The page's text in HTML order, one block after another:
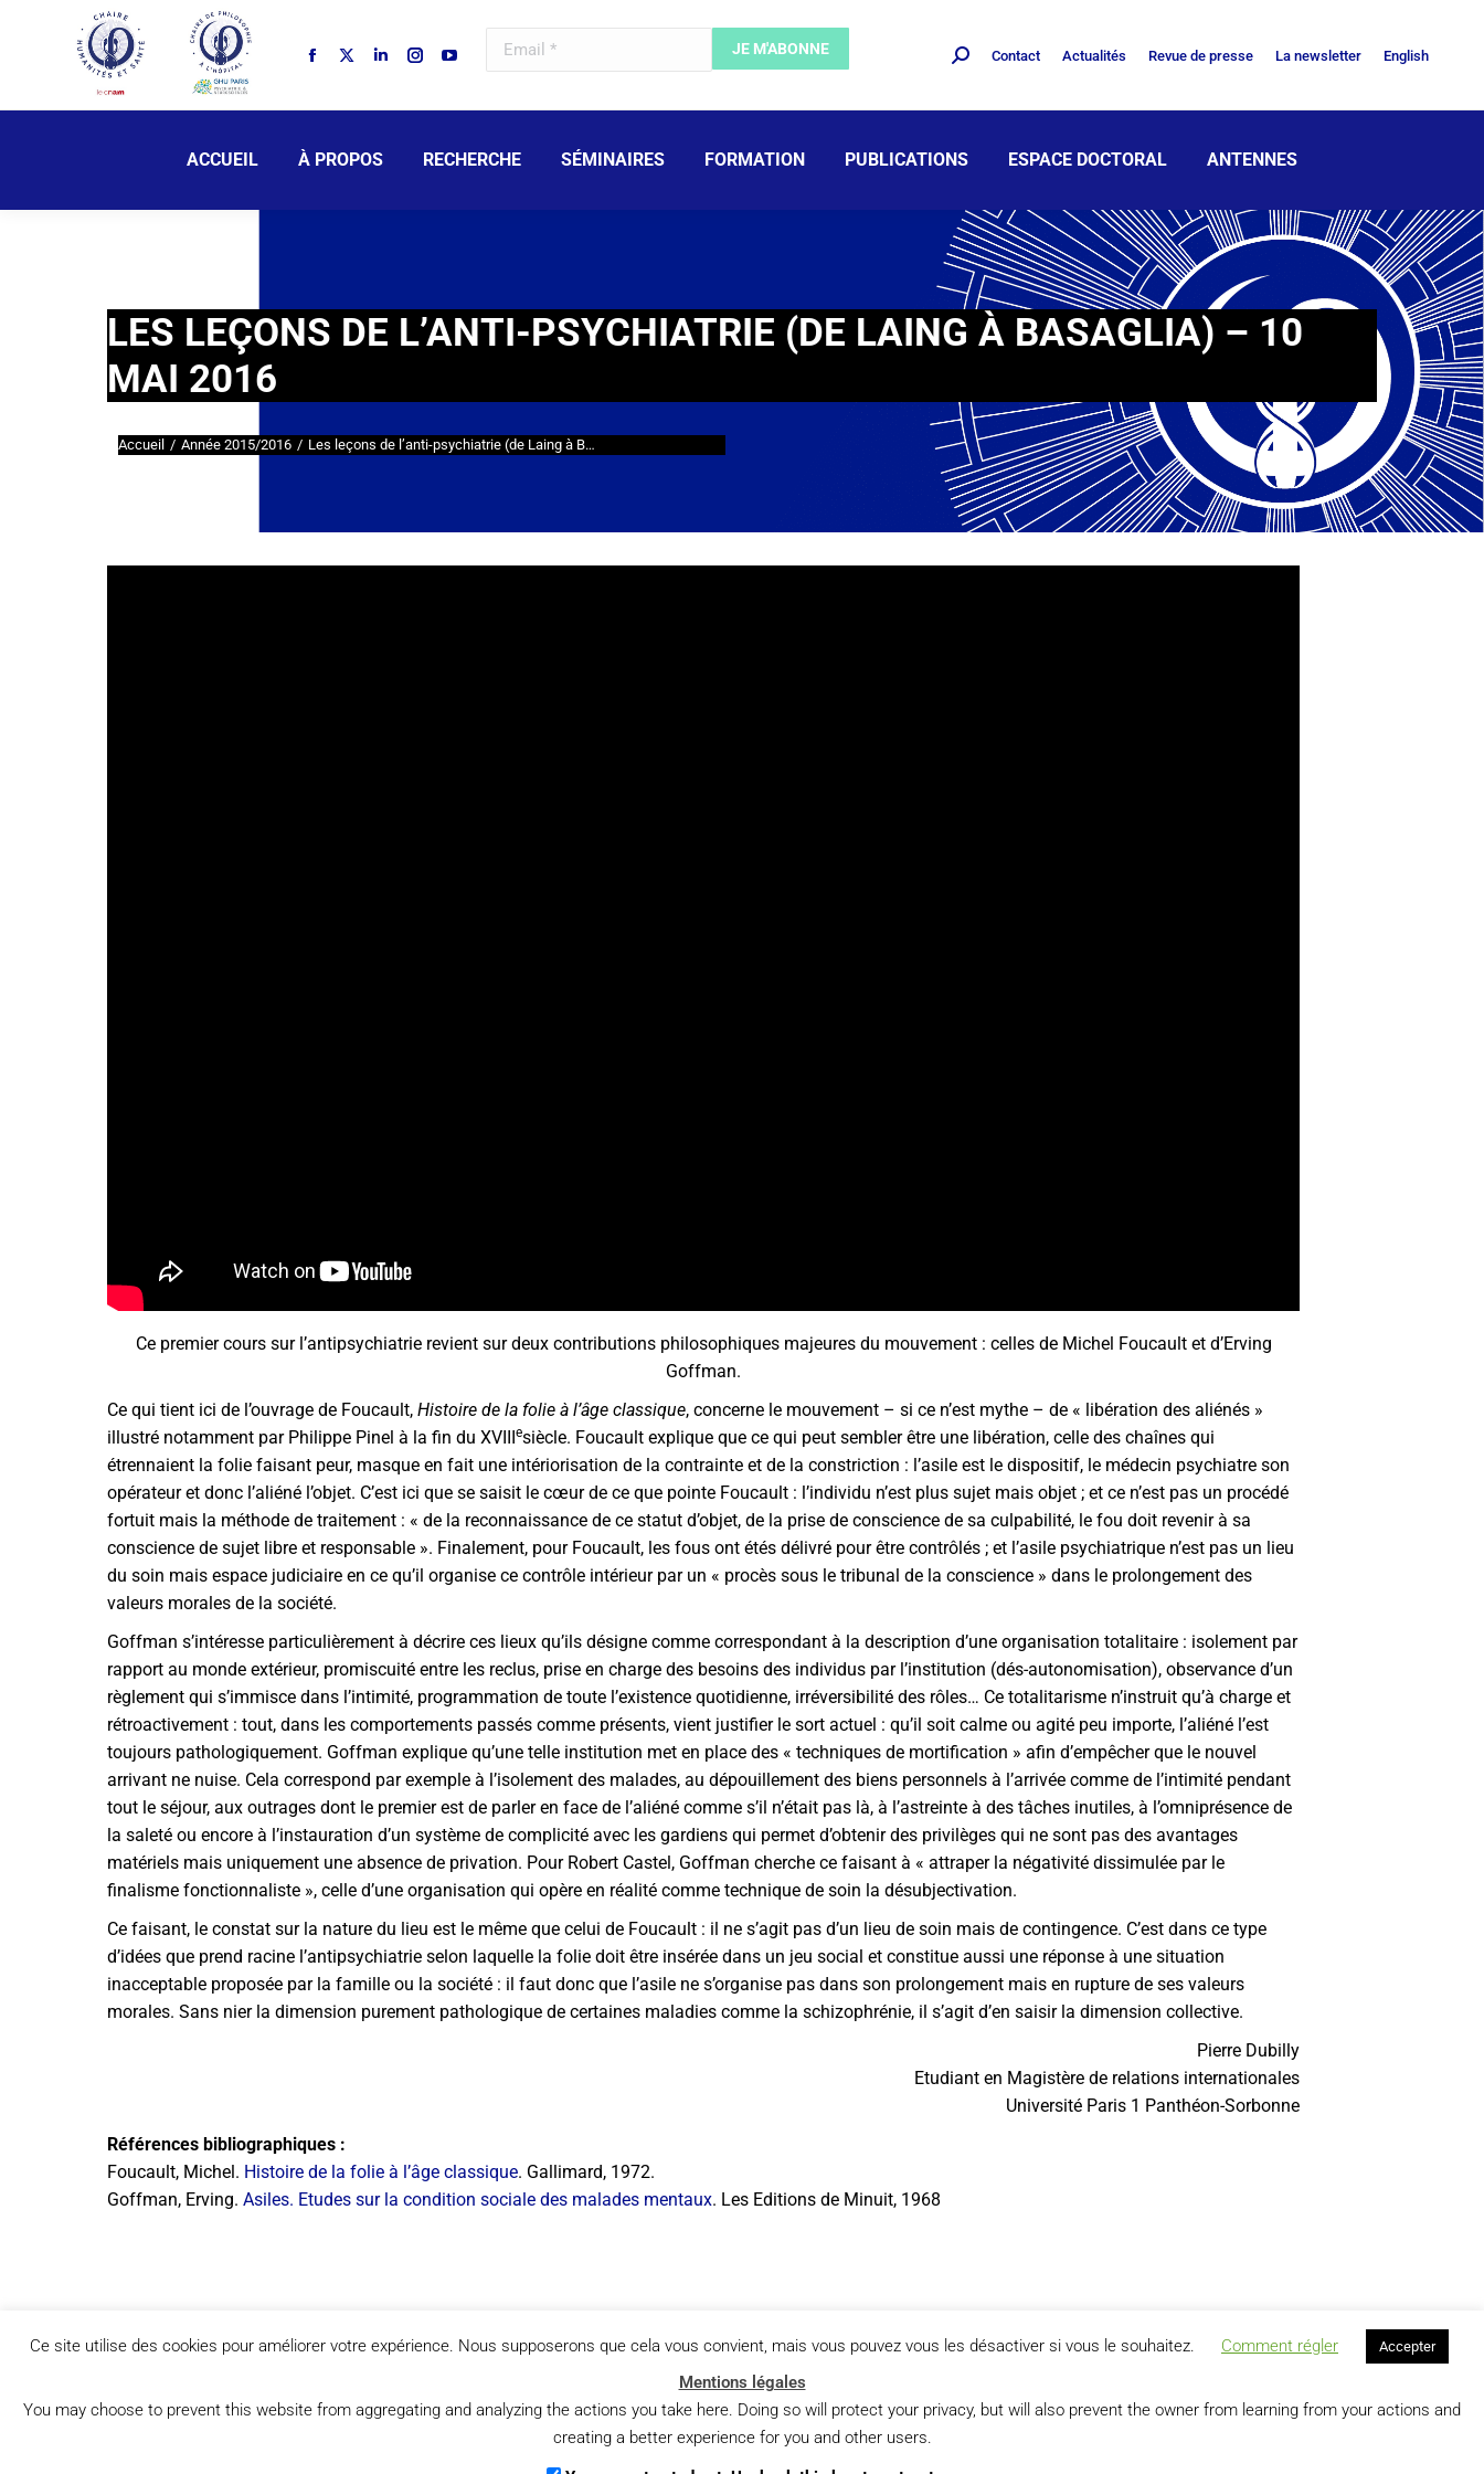
Contact Actualités Revue de presse La newsletter English
ACCUEIL À PROPOS RECHERCHE SÉMINAIRES FORMATION PUBLICATIONS ESPACE DOCTORAL ANTENNES
LES LEÇONS DE L’ANTI-PSYCHIATRIE (DE LAING À BASAGLIA) – 10
MAI 2016
Vous êtes ici :
Accueil Année 2015/2016 Les leçons de l’anti-psychiatrie (de Laing à B…
Ce premier cours sur l’antipsychiatrie revient sur deux contributions philosophiques majeures du mouvement : celles de Michel Foucault et d’Erving
Goffman.
Ce qui tient ici de l’ouvrage de Foucault,Histoire de la folie à l’âge classique, concerne le mouvement – si ce n’est mythe – de « libération des aliénés »
illustré notamment par Philippe Pinel à la fin du XVIIIesiècle. Foucault explique que ce qui peut sembler être une libération, celle des chaînes qui
étrennaient la folie faisant peur, masque en fait une intériorisation de la contrainte et de la constriction : l’asile est le dispositif, le médecin psychiatre son
opérateur et donc l’aliéné l’objet. C’est ici que se saisit le cœur de ce que pointe Foucault : l’individu n’est plus sujet mais objet ; et ce n’est pas un procédé
fortuit mais la méthode de traitement : « de la reconnaissance de ce statut d’objet, de la prise de conscience de sa culpabilité, le fou doit revenir à sa
conscience de sujet libre et responsable ». Finalement, pour Foucault, les fous ont étés délivré pour être contrôlés ; et l’asile psychiatrique n’est pas un lieu
du soin mais espace judiciaire en ce qu’il organise ce contrôle intérieur par un « procès sous le tribunal de la conscience » dans le prolongement des
valeurs morales de la société.
Goffman s’intéresse particulièrement à décrire ces lieux qu’ils désigne comme correspondant à la description d’une organisation totalitaire : isolement par
rapport au monde extérieur, promiscuité entre les reclus, prise en charge des besoins des individus par l’institution (dés-autonomisation), observance d’un
règlement qui s’immisce dans l’intimité, programmation de toute l’existence quotidienne, irréversibilité des rôles… Ce totalitarisme n’instruit qu’à charge et
rétroactivement : tout, dans les comportements passés comme présents, vient justifier le sort actuel : qu’il soit calme ou agité peu importe, l’aliéné l’est
toujours pathologiquement. Goffman explique qu’une telle institution met en place des « techniques de mortification » afin d’empêcher que le nouvel
arrivant ne nuise. Cela correspond par exemple à l’isolement des malades, au dépouillement des biens personnels à l’arrivée comme de l’intimité pendant
tout le séjour, aux outrages dont le premier est de parler en face de l’aliéné comme s’il n’était pas là, à l’astreinte à des tâches inutiles, à l’omniprésence de
la saleté ou encore à l’instauration d’un système de complicité avec les gardiens qui permet d’obtenir des privilèges qui ne sont pas des avantages
matériels mais uniquement une absence de privation. Pour Robert Castel, Goffman cherche ce faisant à « attraper la négativité dissimulée par le
finalisme fonctionnaliste », celle d’une organisation qui opère en réalité comme technique de soin la désubjectivation.
Ce faisant, le constat sur la nature du lieu est le même que celui de Foucault : il ne s’agit pas d’un lieu de soin mais de contingence. C’est dans ce type
d’idées que prend racine l’antipsychiatrie selon laquelle la folie doit être insérée dans un jeu social et constitue aussi une réponse à une situation
inacceptable proposée par la famille ou la société : il faut donc que l’asile ne s’organise pas dans son prolongement mais en rupture de ses valeurs
morales. Sans nier la dimension purement pathologique de certaines maladies comme la schizophrénie, il s’agit d’en saisir la dimension collective.
Pierre Dubilly
Etudiant en Magistère de relations internationales
Université Paris 1 Panthéon-Sorbonne
Références bibliographiques :
Foucault, Michel. Histoire de la folie à l’âge classique. Gallimard, 1972.
Goffman, Erving.Asiles. Etudes sur la condition sociale des malades mentaux. Les Editions de Minuit, 1968
Le souci de soi dans la conception antique : Platon, Épictète, Sénèque, Marc-Aurèle, Plotin. Sous la lumière d’Hadot et de Vernant – 3 mai 2016 3E ÉDITION DE LA JOURNÉE PORTES OUVERTES DE L’AP-HP
Ce site utilise des cookies pour améliorer votre expérience. Nous supposerons que cela vous convient, mais vous pouvez vous les désactiver si vous le souhaitez. Comment régler Accepter
Mentions légales
You may choose to prevent this website from aggregating and analyzing the actions you take here. Doing so will protect your privacy, but will also prevent the owner from learning from your actions and
creating a better experience for you and other users.